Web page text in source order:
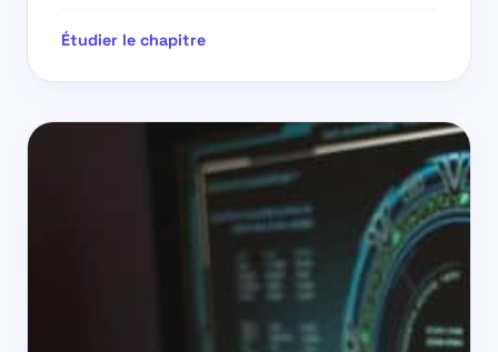
Étudier le chapitre